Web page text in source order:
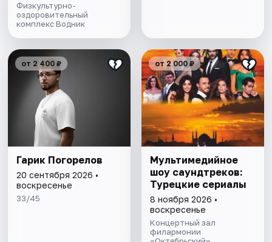
​Физкультурно-
оздоровительный
комплекс Водник
от 2 400 ₽
Гарик Погорелов
20 сентября 2026 •
воскресенье
33/45
от 2 000 ₽
Мультимедийное
шоу саундтреков:
Турецкие сериалы
8 ноября 2026 •
воскресенье
Концертный зал
филармонии